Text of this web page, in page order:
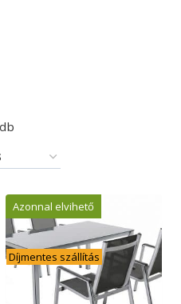
Azonnal elvihető
Díjmentes szállítás